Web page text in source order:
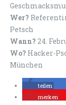
Wer?
Petsch
Wann? 24.
Wo? Hacker-
München
teilen
merken